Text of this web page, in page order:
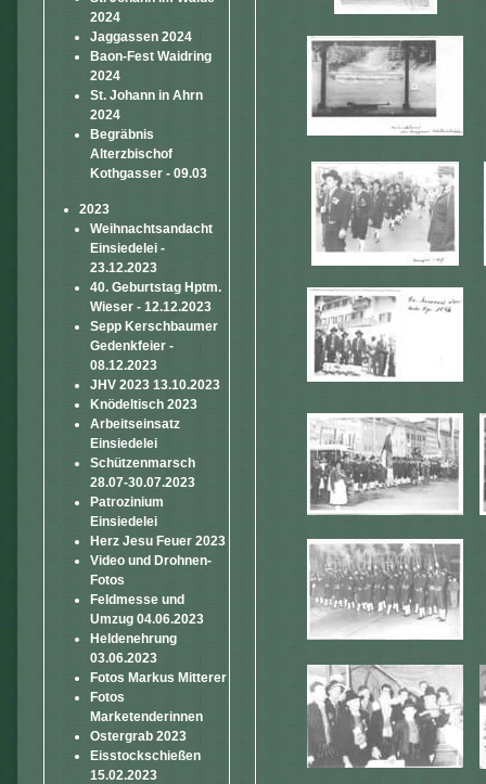
2024
Jaggassen 2024
Baon-Fest Waidring
2024
St. Johann in Ahrn
2024
Begräbnis
Alterzbischof
Kothgasser - 09.03
2023
Weihnachtsandacht
Einsiedelei -
23.12.2023
40. Geburtstag Hptm.
Wieser - 12.12.2023
Sepp Kerschbaumer
Gedenkfeier -
08.12.2023
JHV 2023 13.10.2023
Knödeltisch 2023
Arbeitseinsatz
Einsiedelei
Schützenmarsch
28.07-30.07.2023
Patrozinium
Einsiedelei
Herz Jesu Feuer 2023
Video und Drohnen-
Fotos
Feldmesse und
Umzug 04.06.2023
Heldenehrung
03.06.2023
Fotos Markus Mitterer
Fotos
Marketenderinnen
Ostergrab 2023
Eisstockschießen
15.02.2023